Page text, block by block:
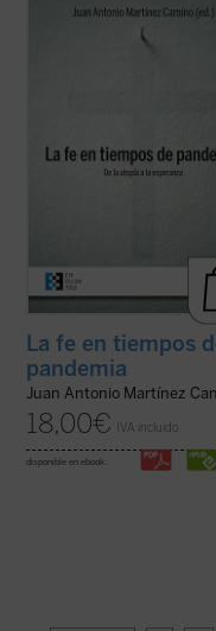
preguntas nada fáciles de resolver:
¿estaremos ante un cambio de época?
La fe en tiempos
pandemia
Juan Antonio Martínez
18,00€ IVA incluido
disponible en ebook: